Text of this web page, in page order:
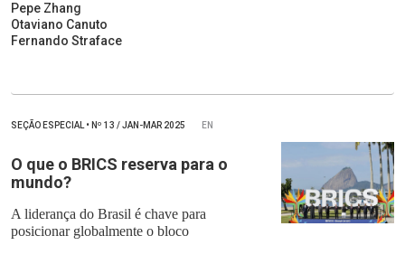
Pepe Zhang
Otaviano Canuto
Fernando Straface
SEÇÃO ESPECIAL• Nº 13 / JAN-MAR 2025 EN
O que o BRICS reserva para o
mundo?
A liderança do Brasil é chave para
posicionar globalmente o bloco